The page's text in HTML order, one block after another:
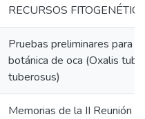
RECURSOS
Pruebas preliminares para
botánica de oca (Oxalis
tuberosus)
Memorias de la II Reunión